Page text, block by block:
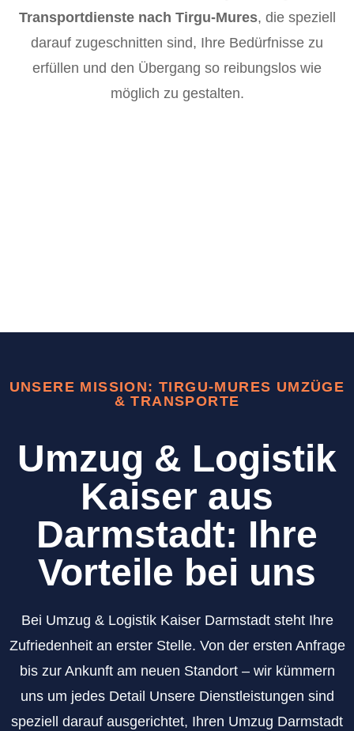
Transportdienste nach Tirgu-Mures, die speziell
darauf zugeschnitten sind, Ihre Bedürfnisse zu
erfüllen und den Übergang so reibungslos wie
möglich zu gestalten.
UNSERE MISSION: TIRGU-MURES UMZÜGE
& TRANSPORTE
Umzug & Logistik
Kaiser aus
Darmstadt: Ihre
Vorteile bei uns
Bei Umzug & Logistik Kaiser Darmstadt steht Ihre
Zufriedenheit an erster Stelle. Von der ersten Anfrage
bis zur Ankunft am neuen Standort – wir kümmern
uns um jedes Detail Unsere Dienstleistungen sind
speziell darauf ausgerichtet, Ihren Umzug Darmstadt